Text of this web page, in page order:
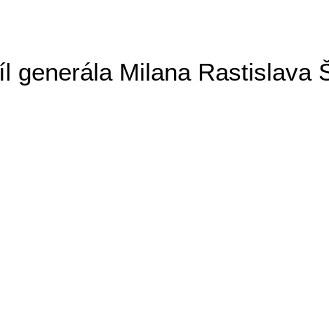
generála Milana Rastislava